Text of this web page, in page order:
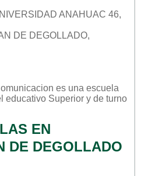
ANAHUAC 46,
DE DEGOLLADO,
es una escuela
educativo Superior y de turno
EN
DE DEGOLLADO